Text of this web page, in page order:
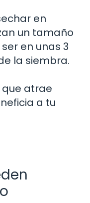
en
un tamaño
en unas 3
la siembra.
atrae
a tu